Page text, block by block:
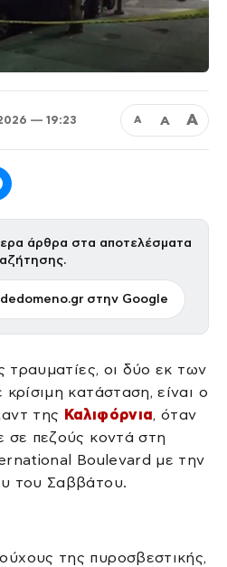
— 19:23 Α Α Α
άρθρα στα αποτελέσματα
στην Google
τραυματίες, οι δύο εκ των
κατάσταση, είναι ο
της Καλιφόρνια, όταν
σε πεζούς κοντά στη
Boulevard με την
του Σαββάτου.
της πυροσβεστικής,